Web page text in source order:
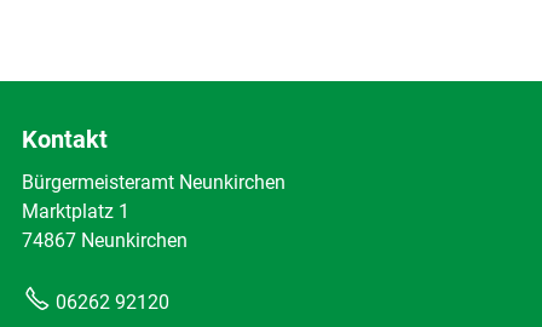
Kontakt
Bürgermeisteramt Neunkirchen
Marktplatz 1
74867 Neunkirchen
06262 92120